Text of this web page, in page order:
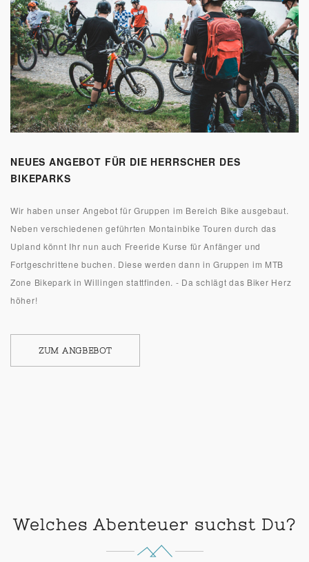
NEUES ANGEBOT FÜR DIE HERRSCHER DES
BIKEPARKS
Wir haben unser Angebot für Gruppen im Bereich Bike ausgebaut.
Neben verschiedenen geführten Montainbike Touren durch das
Upland könnt Ihr nun auch Freeride Kurse für Anfänger und
Fortgeschrittene buchen. Diese werden dann in Gruppen im MTB
Zone Bikepark in Willingen stattfinden. - Da schlägt das Biker Herz
höher!
ZUM ANGBEBOT
Welches Abenteuer suchst Du?